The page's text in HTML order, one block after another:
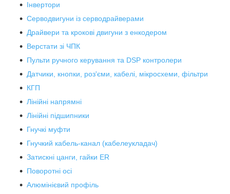
Інвертори
Серводвигуни із серводрайверами
Драйвери та крокові двигуни з енкодером
Верстати зі ЧПК
Пульти ручного керування та DSP контролери
Датчики, кнопки, роз'єми, кабелі, мікросхеми, фільтри
КГП
Лінійні напрямні
Лінійні підшипники
Гнучкі муфти
Гнучкий кабель-канал (кабелеукладач)
Затискні цанги, гайки ER
Поворотні осі
Алюмінієвий профіль